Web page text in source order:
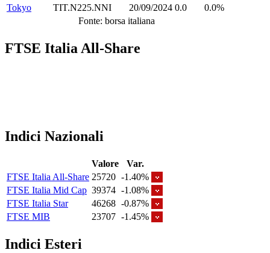
Tokyo
TIT.N225.NNI 20/09/2024 0.0
0.0%
Fonte: borsa italiana
FTSE Italia All-Share
Indici Nazionali
Valore
Var.
FTSE Italia All-Share 25720 -1.40%
FTSE Italia Mid Cap 39374 -1.08%
FTSE Italia Star
46268 -0.87%
FTSE MIB
23707 -1.45%
Indici Esteri